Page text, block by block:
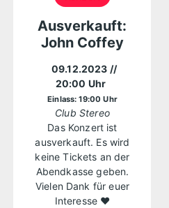
Ausverkauft:
John Coffey
09.12.2023 //
20:00 Uhr
Einlass: 19:00 Uhr
Club Stereo
Das Konzert ist
ausverkauft. Es wird
keine Tickets an der
Abendkasse geben.
Vielen Dank für euer
Interesse ❤️